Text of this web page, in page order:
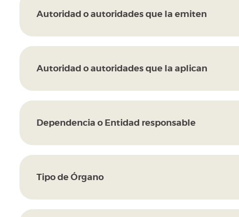
Autoridad o autoridades que la emiten
Autoridad o autoridades que la aplican
Dependencia o Entidad responsable
Tipo de Órgano